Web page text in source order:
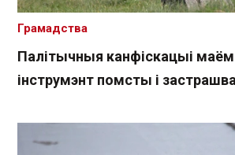
Палітычныя канфіскацыі
інструмэнт помсты і
Грамадства